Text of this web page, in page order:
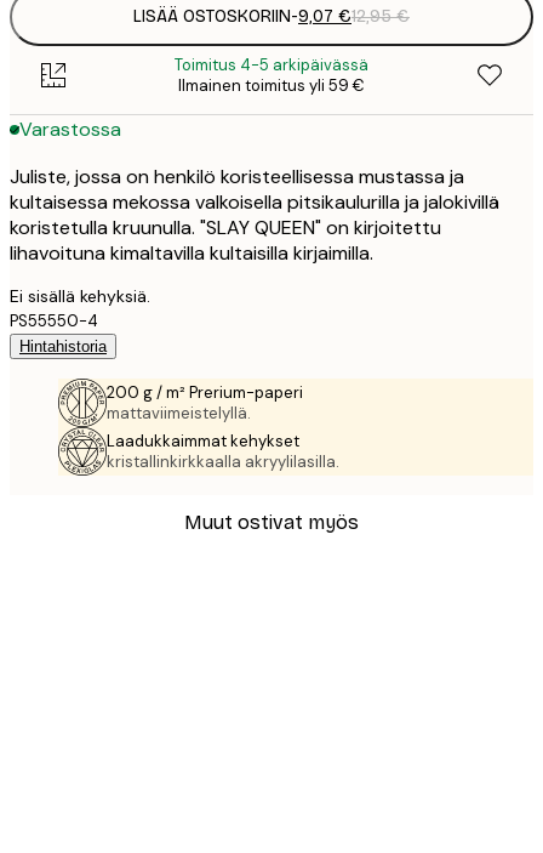
LISÄÄ OSTOSKORIIN-9,07 €12,95 €
Toimitus 4-5 arkipäivässä
Ilmainen toimitus yli 59 €
Varastossa
Juliste, jossa on henkilö koristeellisessa mustassa ja
kultaisessa mekossa valkoisella pitsikaulurilla ja jalokivillä
koristetulla kruunulla. "SLAY QUEEN" on kirjoitettu
lihavoituna kimaltavilla kultaisilla kirjaimilla.
Ei sisällä kehyksiä.
PS55550-4
Hintahistoria
200 g / m² Prerium-paperi
mattaviimeistelyllä.
Laadukkaimmat kehykset
kristallinkirkkaalla akryylilasilla.
Muut ostivat myös